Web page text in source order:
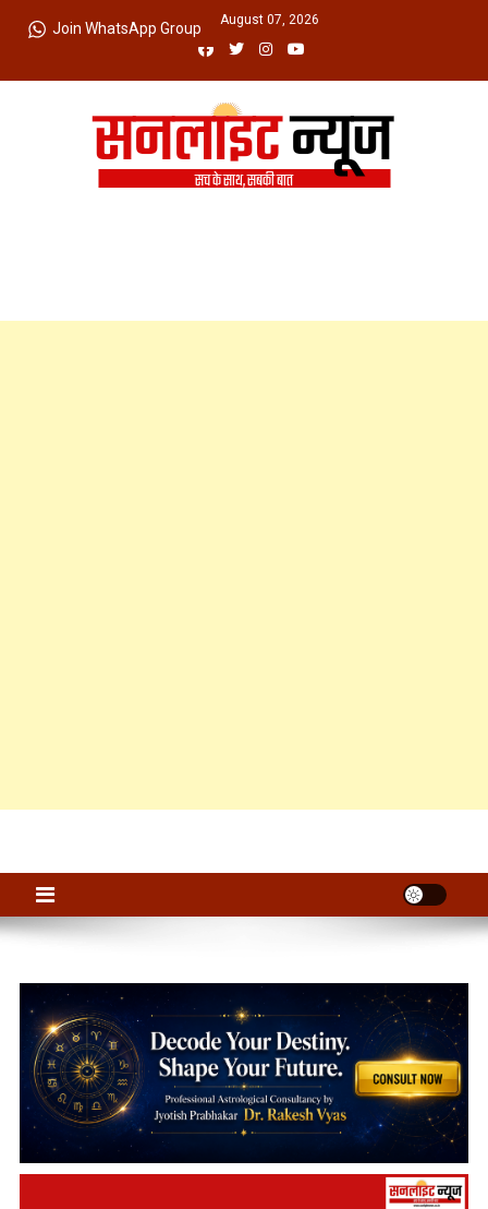
Friday, August 07, 2026
Join WhatsApp Group